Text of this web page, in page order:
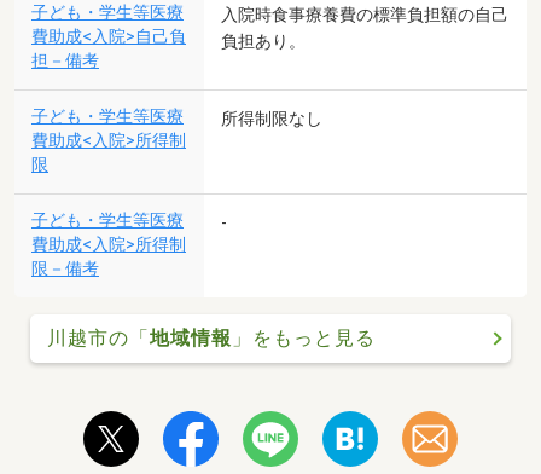
子ども・学生等医療
費助成<入院>自己負
担－備考
入院時食事療養費の標準負担額の自己
負担あり。
子ども・学生等医療
費助成<入院>所得制
限
所得制限なし
子ども・学生等医療
費助成<入院>所得制
限－備考
-
川越市の「地域情報 」をもっと見る